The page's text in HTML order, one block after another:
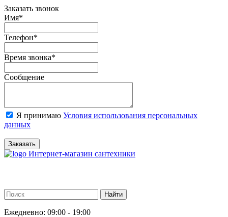
Заказать звонок
Имя*
Телефон*
Время звонка*
Сообщение
Я принимаю Условия использования персональных
данных
Заказать
Интернет-магазин сантехники
Ежедневно: 09:00 - 19:00